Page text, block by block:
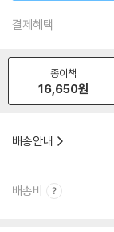
결제혜택
종이책
16,650원
배송안내
배송비